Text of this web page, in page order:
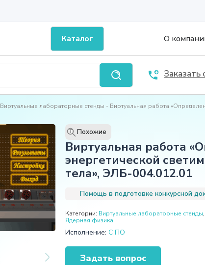
Каталог О
Заказать
Виртуальные лабораторные стенды Виртуальная работа
T Похожие
Виртуальная работа
энергетической
тела», ЭЛБ-004.012.01
Помощь в подготовке конкурсной
Категории: Виртуальные лабораторные стенды,
Ядерная физика
Исполнение: С ПО
Задать вопрос